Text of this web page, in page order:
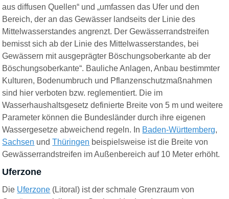
aus diffusen Quellen“ und „umfassen das Ufer und den
Bereich, der an das Gewässer landseits der Linie des
Mittelwasserstandes angrenzt. Der Gewässerrandstreifen
bemisst sich ab der Linie des Mittelwasserstandes, bei
Gewässern mit ausgeprägter Böschungsoberkante ab der
Böschungsoberkante“. Bauliche Anlagen, Anbau bestimmter
Kulturen, Bodenumbruch und Pflanzenschutzmaßnahmen
sind hier verboten bzw. reglementiert. Die im
Wasserhaushaltsgesetz definierte Breite von 5 m und weitere
Parameter können die Bundesländer durch ihre eigenen
Wassergesetze abweichend regeln. In Baden-Württemberg,
Sachsen undThüringen beispielsweise ist die Breite von
Gewässerrandstreifen im Außenbereich auf 10 Meter erhöht.
Uferzone
Die Uferzone (Litoral) ist der schmale Grenzraum von